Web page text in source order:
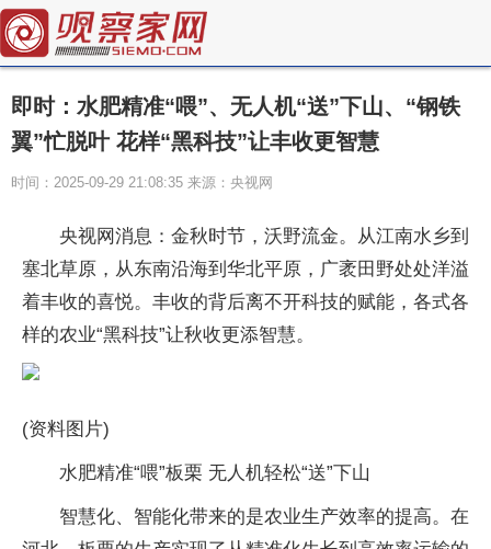
即时：水肥精准“喂”、无人机“送”下山、“钢铁
翼”忙脱叶 花样“黑科技”让丰收更智慧
时间：2025-09-29 21:08:35 来源：央视网
央视网消息：金秋时节，沃野流金。从江南水乡到
塞北草原，从东南沿海到华北平原，广袤田野处处洋溢
着丰收的喜悦。丰收的背后离不开科技的赋能，各式各
样的农业“黑科技”让秋收更添智慧。
(资料图片)
水肥精准“喂”板栗 无人机轻松“送”下山
智慧化、智能化带来的是农业生产效率的提高。在